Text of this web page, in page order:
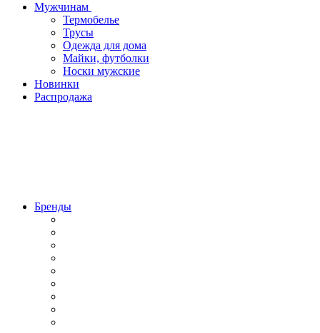
Мужчинам
Термобелье
Трусы
Одежда для дома
Майки, футболки
Носки мужские
Новинки
Распродажа
Бренды